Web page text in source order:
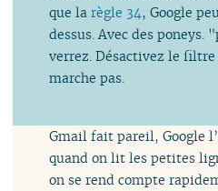
que larègle 34, Google
dessus. Avec des poneys.
verrez. Désactivez le
marche pas.
Gmail fait pareil, Google
quand on lit les petites
on se rend compte